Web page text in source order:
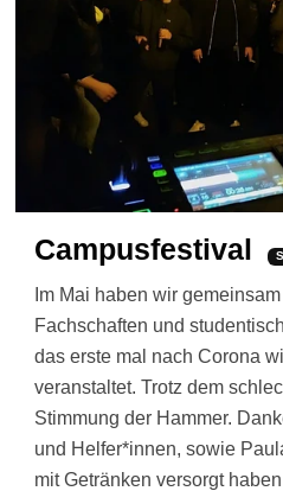
Campusfestival
Im Mai haben wir
Fachschaften und
das erste mal nach Corona
veranstaltet. Trotz dem
Stimmung der Hammer.
und Helfer*innen, sowie
mit Getränken versorgt